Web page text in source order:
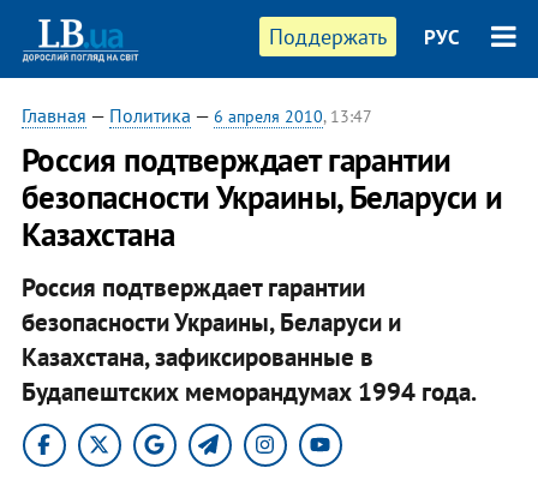
Поддержать РУС
Главная — Политика — 6 апреля 2010, 13:47
Россия подтверждает гарантии
безопасности Украины, Беларуси и
Казахстана
Россия подтверждает гарантии
безопасности Украины, Беларуси и
Казахстана, зафиксированные в
Будапештских меморандумах 1994 года.